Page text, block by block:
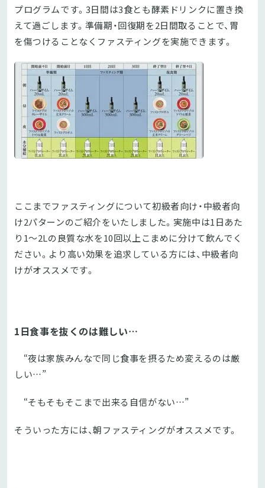
プログラムです。3日間は3食とも酵素ドリンクに置き換
えて過ごします。準備期・回復期を2日間取ることで、胃
を傷つけることなくファスティングを実施できます。
ここまでファスティングについて初級者向け・中級者向
け2パターンのご紹介をいたしました。実施中は1日あた
り1〜2Lの良質な水を10回以上こまめに分けて飲んでく
ださい。より高い効果を追求している方には、中級者向
けがオススメです。
1日食事を抜くのは難しい…
“夜は家族みんなで同じ食事を摂るため変えるのは厳
しい…”
“そもそもそこまで出来る自信がない…”
そういった方には、朝ファスティングがオススメです。